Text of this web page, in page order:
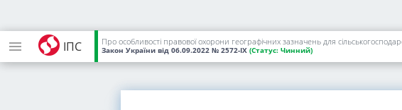
ІПС Закон України від 06.09.2022 № 2572-IX (Статус: Чинний)